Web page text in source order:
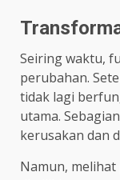
Seiring waktu,
perubahan.
tidak lagi
utama.
kerusakan dan
Namun,